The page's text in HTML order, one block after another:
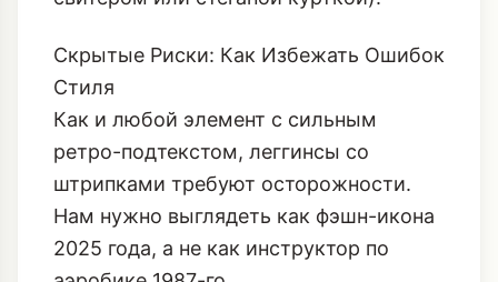
идеальный преппи-силуэт в сочетании
с удлиненным верхом (например,
свитером или
Скрытые Риски: Как Избежать Ошибок
Стиля
Как и любой элемент с сильным
ретро-подтекстом, леггинсы со
штрипками требуют осторожности.